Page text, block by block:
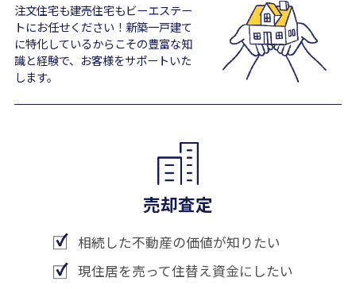
注文住宅も建売住宅もビーエステー
トにお任せください！新築一戸建て
に特化しているからこその豊富な知
識と経験で、お客様をサポートいた
します。
売却査定
相続した不動産の価値が知りたい
現住居を売って住替え資金にしたい